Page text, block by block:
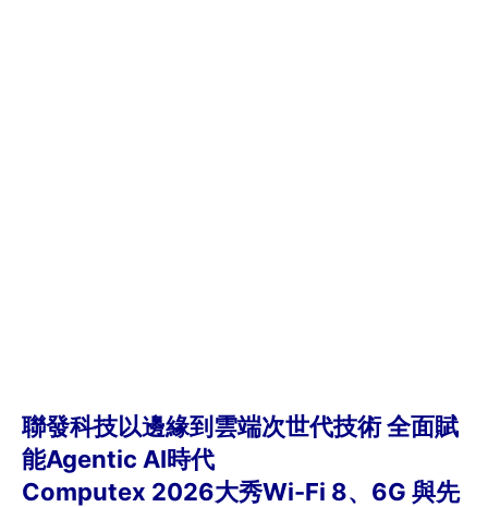
聯發科技以邊緣到雲端次世代技術 全面賦
能Agentic AI時代
Computex 2026大秀Wi-Fi 8、6G 與先